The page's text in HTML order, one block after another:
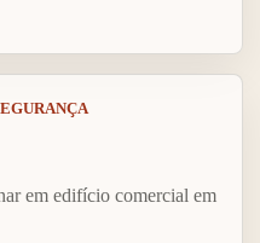
em edifício comercial em